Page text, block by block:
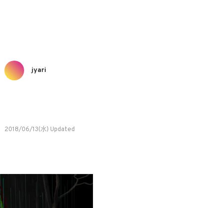
jyari
2018/06/13(水) Updated